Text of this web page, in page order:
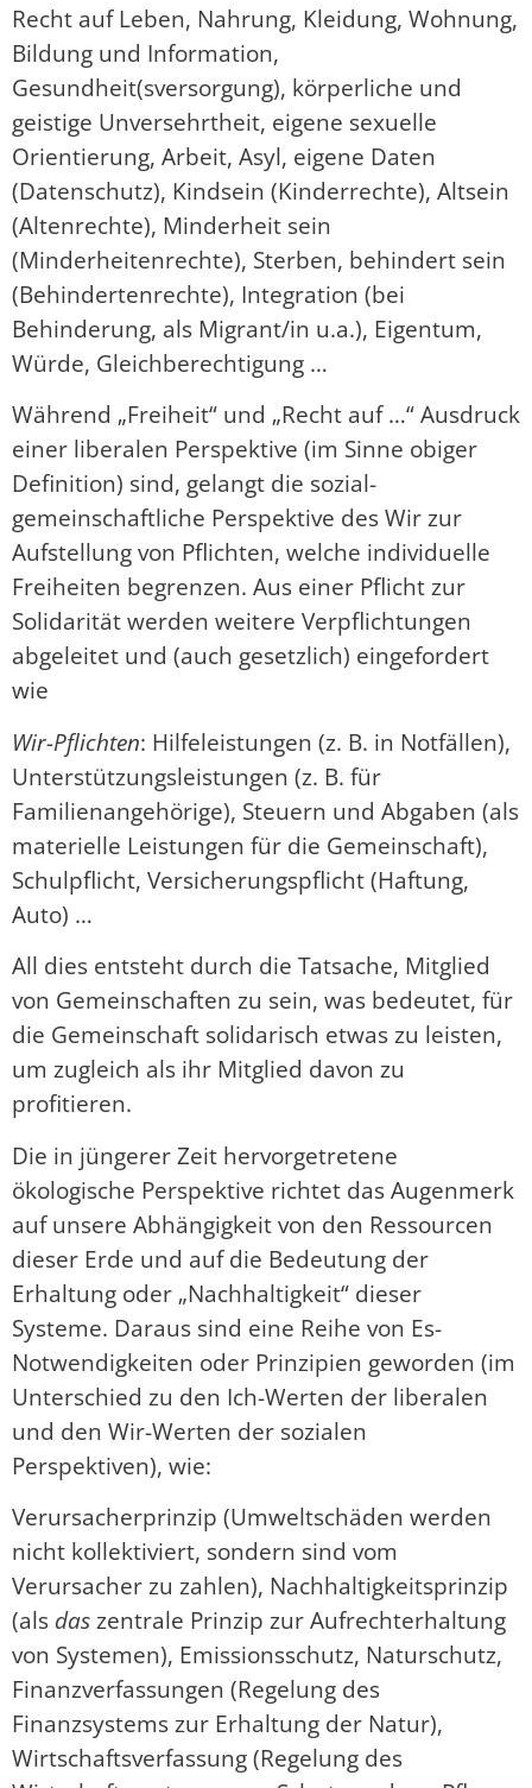
Recht auf Leben, Nahrung, Kleidung, Wohnung,
Bildung und Information,
Gesundheit(sversorgung), körperliche und
geistige Unversehrtheit, eigene sexuelle
Orientierung, Arbeit, Asyl, eigene Daten
(Datenschutz), Kindsein (Kinderrechte), Altsein
(Altenrechte), Minderheit sein
(Minderheitenrechte), Sterben, behindert sein
(Behindertenrechte), Integration (bei
Behinderung, als Migrant/in u.a.), Eigentum,
Würde, Gleichberechtigung …
Während „Freiheit“ und „Recht auf …“ Ausdruck
einer liberalen Perspektive (im Sinne obiger
Definition) sind, gelangt die sozial-
gemeinschaftliche Perspektive des Wir zur
Aufstellung von Pflichten, welche individuelle
Freiheiten begrenzen. Aus einer Pflicht zur
Solidarität werden weitere Verpflichtungen
abgeleitet und (auch gesetzlich) eingefordert
wie
Wir-Pflichten: Hilfeleistungen (z. B. in Notfällen),
Unterstützungsleistungen (z. B. für
Familienangehörige), Steuern und Abgaben (als
materielle Leistungen für die Gemeinschaft),
Schulpflicht, Versicherungspflicht (Haftung,
Auto) …
All dies entsteht durch die Tatsache, Mitglied
von Gemeinschaften zu sein, was bedeutet, für
die Gemeinschaft solidarisch etwas zu leisten,
um zugleich als ihr Mitglied davon zu
profitieren.
Die in jüngerer Zeit hervorgetretene
ökologische Perspektive richtet das Augenmerk
auf unsere Abhängigkeit von den Ressourcen
dieser Erde und auf die Bedeutung der
Erhaltung oder „Nachhaltigkeit“ dieser
Systeme. Daraus sind eine Reihe von Es-
Notwendigkeiten oder Prinzipien geworden (im
Unterschied zu den Ich-Werten der liberalen
und den Wir-Werten der sozialen
Perspektiven), wie:
Verursacherprinzip (Umweltschäden werden
nicht kollektiviert, sondern sind vom
Verursacher zu zahlen), Nachhaltigkeitsprinzip
(als daszentrale Prinzip zur Aufrechterhaltung
von Systemen), Emissionsschutz, Naturschutz,
Finanzverfassungen (Regelung des
Finanzsystems zur Erhaltung der Natur),
Wirtschaftsverfassung (Regelung des